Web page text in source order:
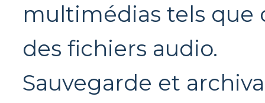
multimédias tels que
des fichiers audio.
Sauvegarde et